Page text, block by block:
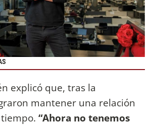
explicó que, tras la
mantener una relación
“Ahora no tenemos